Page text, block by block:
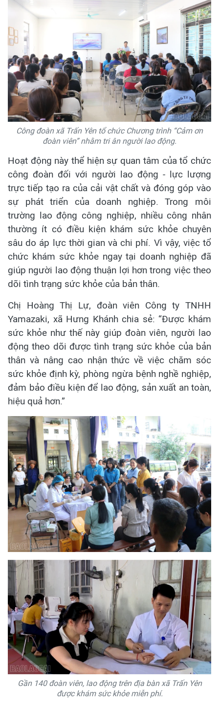
Công đoàn xã Trấn Yên tổ chức Chương trình “Cảm ơn
đoàn viên” nhằm tri ân người lao động.
Hoạt động này thể hiện sự quan tâm của tổ chức
công đoàn đối với người lao động - lực lượng
trực tiếp tạo ra của cải vật chất và đóng góp vào
sự phát triển của doanh nghiệp. Trong môi
trường lao động công nghiệp, nhiều công nhân
thường ít có điều kiện khám sức khỏe chuyên
sâu do áp lực thời gian và chi phí. Vì vậy, việc tổ
chức khám sức khỏe ngay tại doanh nghiệp đã
giúp người lao động thuận lợi hơn trong việc theo
dõi tình trạng sức khỏe của bản thân.
Chị Hoàng Thị Lự, đoàn viên Công ty TNHH
Yamazaki, xã Hưng Khánh chia sẻ: “Được khám
sức khỏe như thế này giúp đoàn viên, người lao
động theo dõi được tình trạng sức khỏe của bản
thân và nâng cao nhận thức về việc chăm sóc
sức khỏe định kỳ, phòng ngừa bệnh nghề nghiệp,
đảm bảo điều kiện để lao động, sản xuất an toàn,
hiệu quả hơn.”
Gần 140 đoàn viên, lao động trên địa bàn xã Trấn Yên
được khám sức khỏe miễn phí.